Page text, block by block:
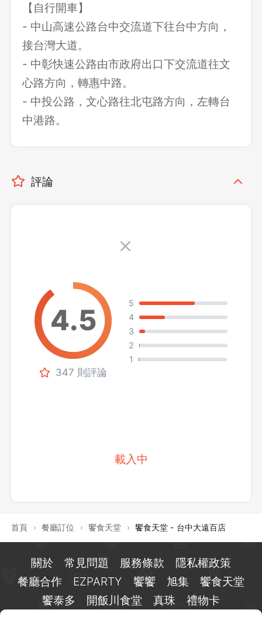
【自行開車】
- 中山高速公路台中交流道下往台中方向，
接台灣大道。
- 中彰快速公路由市政府出口下交流道往文
心路方向，轉惠中路。
- 中投公路，文心路往北屯路方向，左轉台
中港路。
評論
347 則評論
5
4
3
2
1
載入中
首頁 › 餐廳訂位 › 饗食天堂 › 饗食天堂 - 台中大遠百店
關於 常見問題 服務條款
隱私權政策
餐廳合作
EZPARTY 饗饗 旭集
饗食天堂
饗泰多
開飯川食堂 真珠 禮物卡